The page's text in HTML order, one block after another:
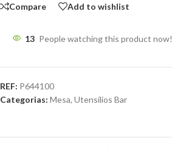
Compare Add to wishlist
13 People watching this product now!
REF: P644100
Categorias: Mesa, Utensílios Bar